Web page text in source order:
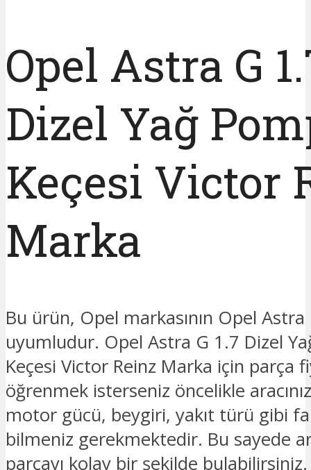
Opel Astra G
Dizel Yağ
Keçesi Victor
Marka
Bu ürün, Opel markasının Opel
uyumludur. Opel Astra G 1.7 Dizel
Keçesi Victor Reinz Marka için parça
öğrenmek isterseniz öncelikle
motor gücü, beygiri, yakıt türü gibi
bilmeniz gerekmektedir. Bu sayede
parçayı kolay bir şekilde bulabilirsiniz.